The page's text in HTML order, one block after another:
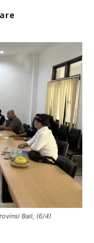
Bali, (6/4)